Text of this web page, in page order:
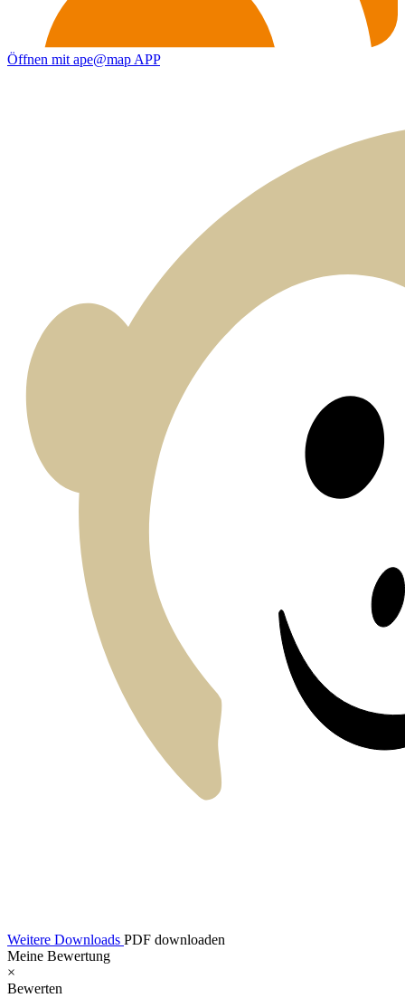
Öffnen mit ape@map APP
Weitere Downloads PDF downloaden
Meine Bewertung
×
Bewerten